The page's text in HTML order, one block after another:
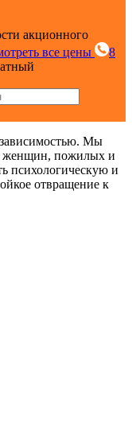
акционного
все цены
8
Мы
женщин, пожилых и
психологическую и
отвращение к